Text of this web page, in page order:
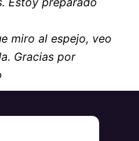
miro al espejo, veo
Gracias por